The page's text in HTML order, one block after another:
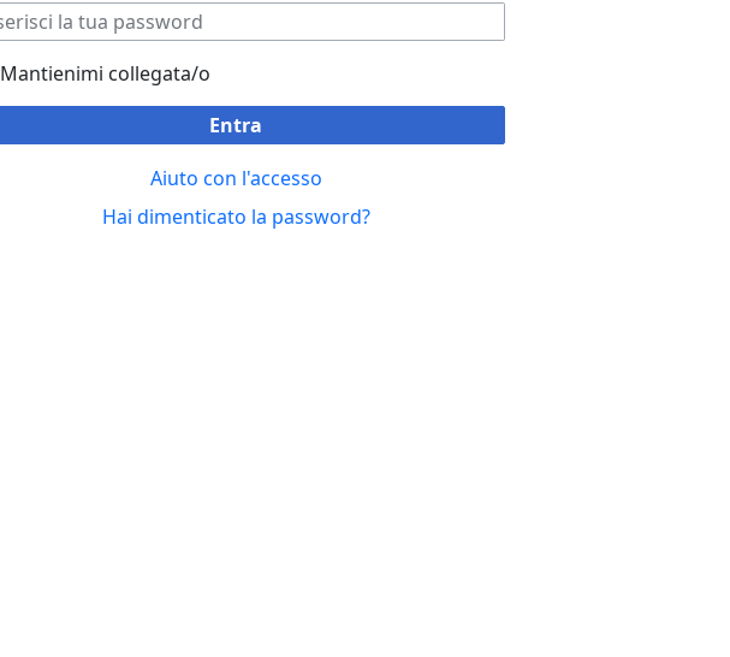
Mantienimi collegata/o
Entra
Aiuto con l'accesso
Hai dimenticato la password?